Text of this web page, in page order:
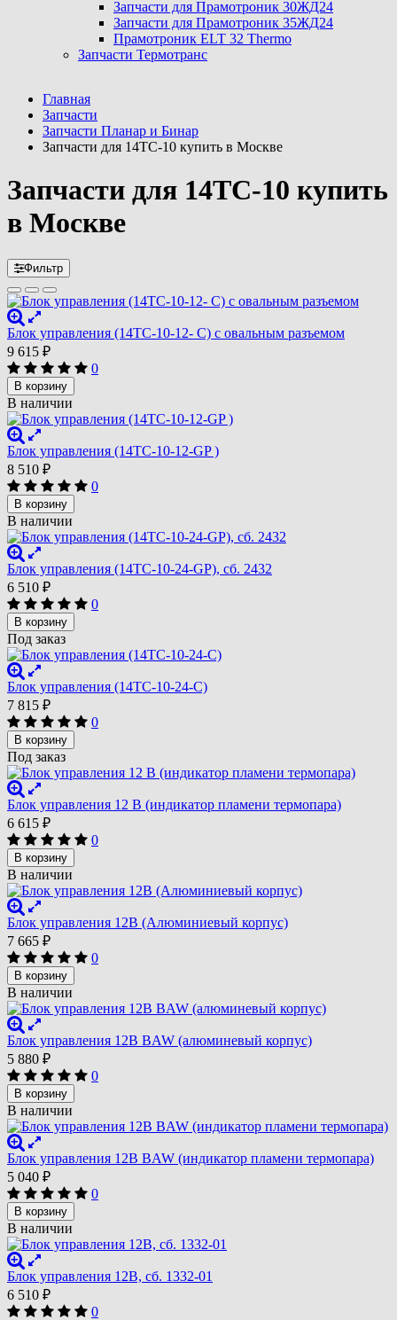
Запчасти для Прамотроник 30ЖД24
Запчасти для Прамотроник 35ЖД24
Прамотроник ELT 32 Thermo
Запчасти Термотранс
Главная
Запчасти
Запчасти Планар и Бинар
Запчасти для 14ТС-10 купить в Москве
Запчасти для 14ТС-10 купить
в Москве
Фильтр
Блок управления (14ТС-10-12- С) с овальным разъемом
9 615 ₽
0
В корзину
В наличии
Блок управления (14ТС-10-12-GP )
8 510 ₽
0
В корзину
В наличии
Блок управления (14ТС-10-24-GP), сб. 2432
6 510 ₽
0
В корзину
Под заказ
Блок управления (14ТС-10-24-С)
7 815 ₽
0
В корзину
Под заказ
Блок управления 12 В (индикатор пламени термопара)
6 615 ₽
0
В корзину
В наличии
Блок управления 12В (Алюминиевый корпус)
7 665 ₽
0
В корзину
В наличии
Блок управления 12В BAW (алюминевый корпус)
5 880 ₽
0
В корзину
В наличии
Блок управления 12В BAW (индикатор пламени термопара)
5 040 ₽
0
В корзину
В наличии
Блок управления 12В, сб. 1332-01
6 510 ₽
0